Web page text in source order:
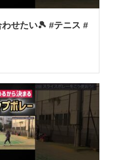
せたい🎾 #テニス #